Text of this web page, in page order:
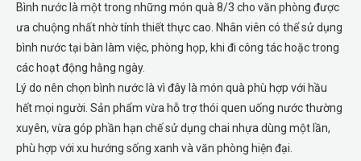
Bình nước là một trong những món quà 8/3 cho văn phòng được
ưa chuộng nhất nhờ tính thiết thực cao. Nhân viên có thể sử dụng
bình nước tại bàn làm việc, phòng họp, khi đi công tác hoặc trong
các hoạt động hằng ngày.
Lý do nên chọn bình nước là vì đây là món quà phù hợp với hầu
hết mọi người. Sản phẩm vừa hỗ trợ thói quen uống nước thường
xuyên, vừa góp phần hạn chế sử dụng chai nhựa dùng một lần,
phù hợp với xu hướng sống xanh và văn phòng hiện đại.